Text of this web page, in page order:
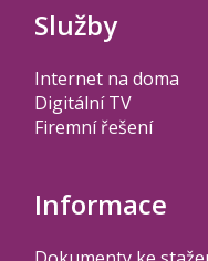
Služby
Internet na doma
Digitální TV
Firemní řešení
Informace